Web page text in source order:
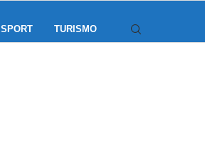
SPORT TURISMO